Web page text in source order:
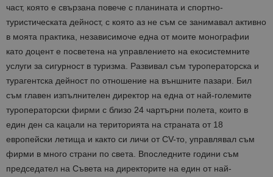
част, която е свързана повече с планината и спортно-
туристическата дейност, с която аз не съм се занимавал активно
в моята практика, независимоче една от моите монографии
като доцент е посветена на управлението на екосистемните
услуги за сигурност в туризма. Развивал съм туроператорска и
турагентска дейност по отношение на външните пазари. Бил
съм главен изпълнителен директор на една от най-големите
туроператорски фирми с близо 24 чартърни полета, които в
един ден са кацали на територията на страната от 18
европейски летища и както си личи от CV-то, управлявал съм
фирми в много страни по света. Впоследните години съм
председател на Съвета на директорите на един от най-
е
сайта чрез
посетител
на
на
с уебсайта
StatCounter
Ltd
.statcounter.com
1 месец
е зададена